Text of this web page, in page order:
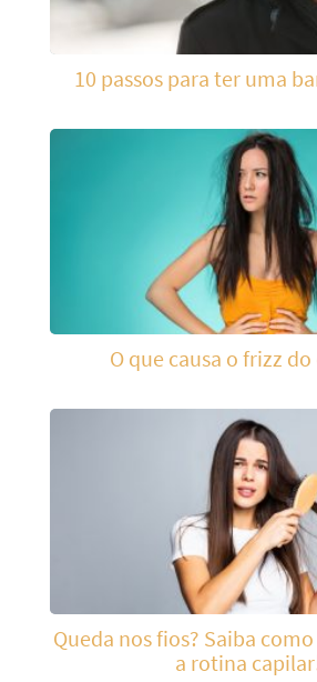
10 passos para ter uma
O que causa o frizz
Queda nos fios? Saiba
a rotina